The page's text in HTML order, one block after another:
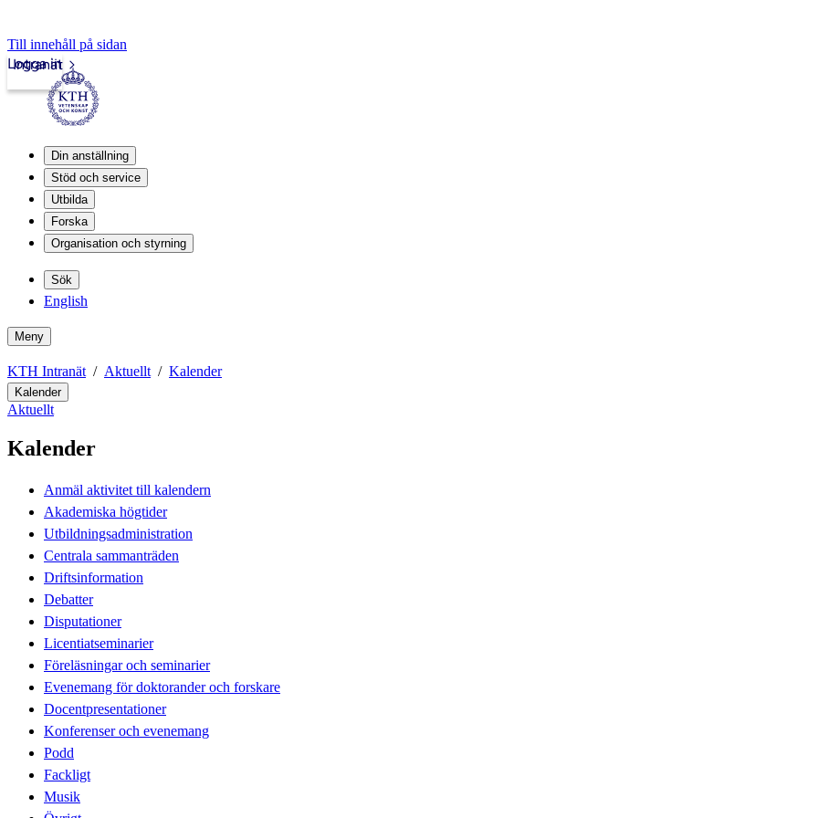
Till innehåll på sidan
Intranät
Logga in
Din anställning
Stöd och service
Utbilda
Forska
Organisation och styrning
Sök
English
Meny
KTH Intranät Aktuellt Kalender
Kalender
Aktuellt
Kalender
Anmäl aktivitet till kalendern
Akademiska högtider
Utbildningsadministration
Centrala sammanträden
Driftsinformation
Debatter
Disputationer
Licentiatseminarier
Föreläsningar och seminarier
Evenemang för doktorander och forskare
Docentpresentationer
Konferenser och evenemang
Podd
Fackligt
Musik